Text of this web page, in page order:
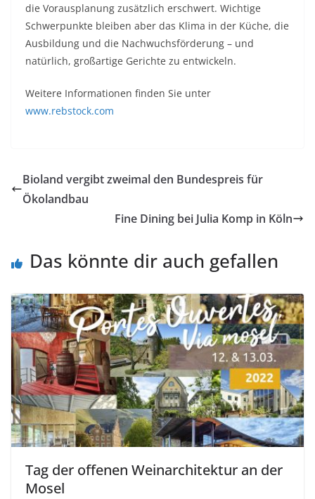
die Vorausplanung zusätzlich erschwert. Wichtige
Schwerpunkte bleiben aber das Klima in der Küche, die
Ausbildung und die Nachwuchsförderung – und
natürlich, großartige Gerichte zu entwickeln.
Weitere Informationen finden Sie unter
www.rebstock.com
Bioland vergibt zweimal den Bundespreis für
Ökolandbau
Fine Dining bei Julia Komp in Köln
Das könnte dir auch gefallen
Tag der offenen Weinarchitektur an der
Mosel